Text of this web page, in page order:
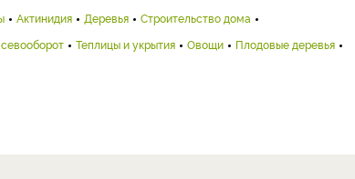
Актинидия Деревья
Строительство дома
Теплицы и укрытия Овощи
Плодовые деревья